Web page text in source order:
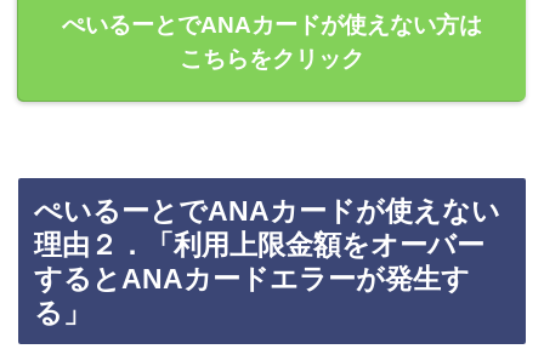
ぺいるーとでANAカードが使えない方は
こちらをクリック
ぺいるーとでANAカードが使えない
理由２．「利用上限金額をオーバー
するとANAカードエラーが発生す
る」